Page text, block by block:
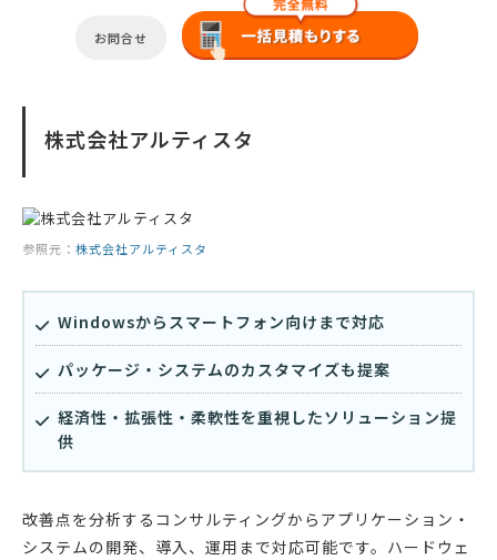
お問合せ
株式会社アルティスタ
参照元： 株式会社アルティスタ
Windowsからスマートフォン向けまで対応
パッケージ・システムのカスタマイズも提案
経済性・拡張性・柔軟性を重視したソリューション提
供
改善点を分析するコンサルティングからアプリケーション・
システムの開発、導入、運用まで対応可能です。ハードウェ